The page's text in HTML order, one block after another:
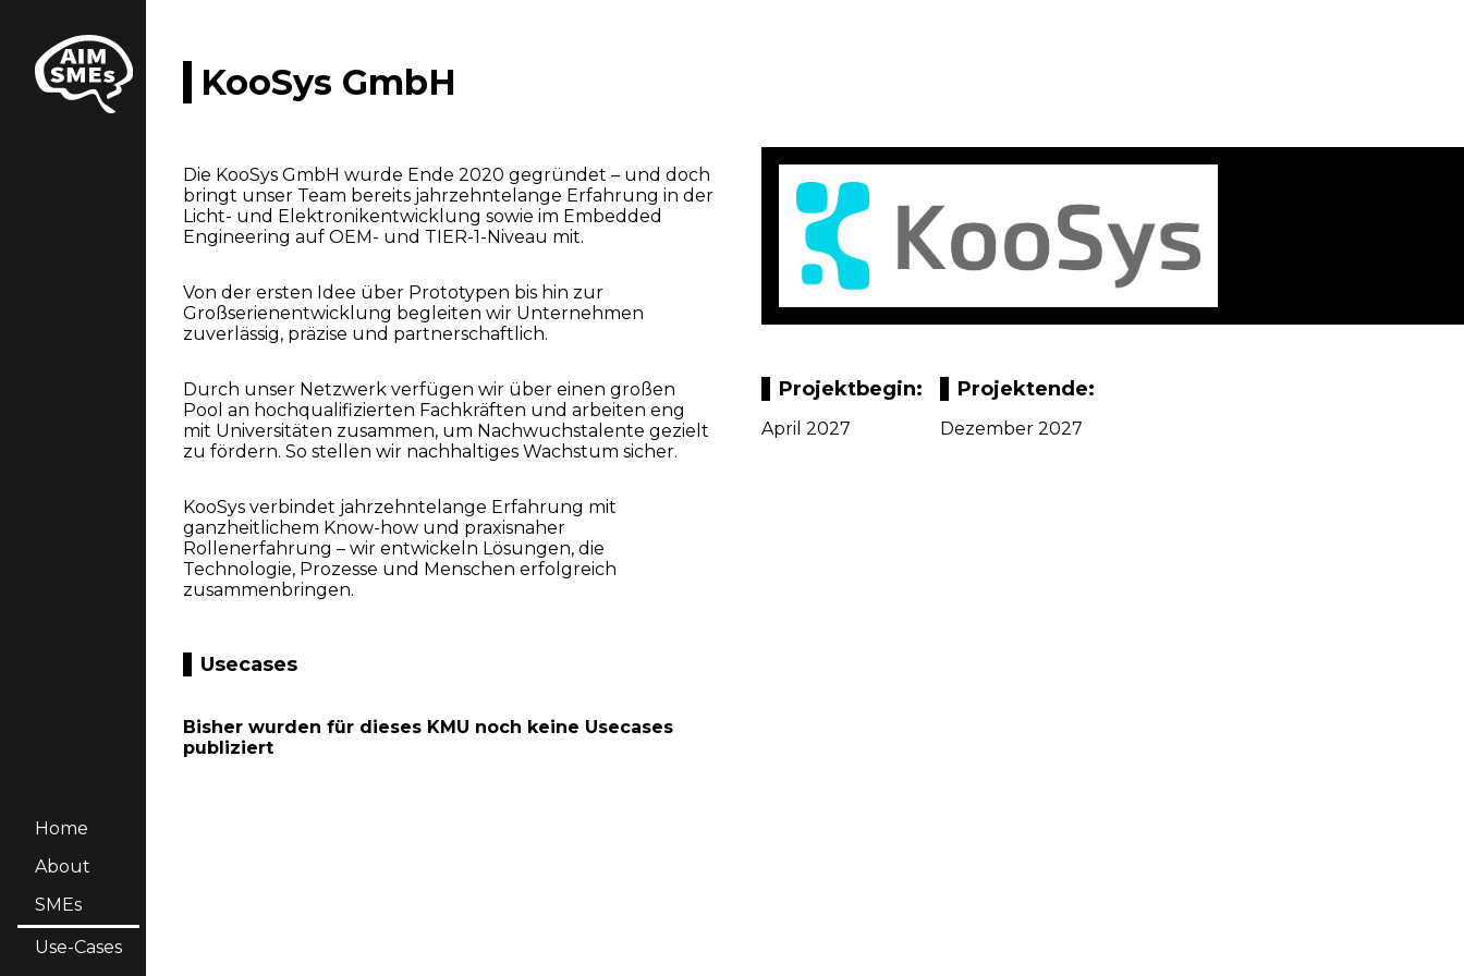
Home
About
SMEs
Use-Cases
KooSys GmbH
Die KooSys GmbH wurde Ende 2020 gegründet – und doch
bringt unser Team bereits jahrzehntelange Erfahrung in der
Licht- und Elektronikentwicklung sowie im Embedded
Engineering auf OEM- und TIER-1-Niveau mit.
Von der ersten Idee über Prototypen bis hin zur
Großserienentwicklung begleiten wir Unternehmen
zuverlässig, präzise und partnerschaftlich.
Durch unser Netzwerk verfügen wir über einen großen
Pool an hochqualifizierten Fachkräften und arbeiten eng
mit Universitäten zusammen, um Nachwuchstalente gezielt
zu fördern. So stellen wir nachhaltiges Wachstum sicher.
KooSys verbindet jahrzehntelange Erfahrung mit
ganzheitlichem Know-how und praxisnaher
Rollenerfahrung – wir entwickeln Lösungen, die
Technologie, Prozesse und Menschen erfolgreich
zusammenbringen.
Usecases
Bisher wurden für dieses KMU noch keine Usecases
publiziert
Projektbegin:
April 2027
Projektende:
Dezember 2027